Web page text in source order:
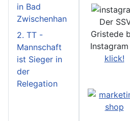
in Bad
Zwischenhan
2. TT -
Mannschaft
ist Sieger in
der
Relegation
Der
Gristede
Instagram
klick!